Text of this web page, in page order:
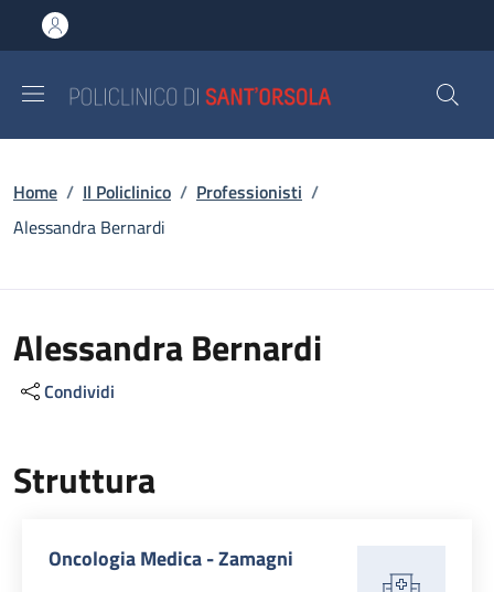
al contenuto principale
to footer content
Briciole di pane
Home / Il Policlinico / Professionisti /
Alessandra Bernardi
Alessandra Bernardi
Condividi
Struttura
Oncologia Medica - Zamagni